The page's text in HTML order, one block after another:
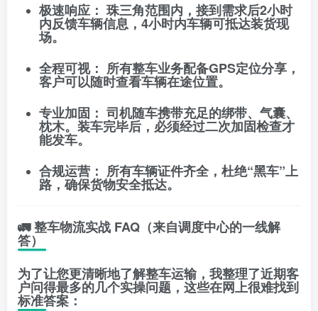
极速响应： 珠三角范围内，接到需求后2小时
内反馈车辆信息，4小时内车辆可抵达装货现
场。
全程可视： 所有整车业务配备GPS定位分享，
客户可以随时查看车辆在途位置。
专业加固： 司机随车携带充足的绑带、气囊、
枕木。装车完毕后，必须经过二次加固检查才
能发车。
合规运营： 所有车辆证件齐全，杜绝“黑车”上
路，确保货物安全抵达。
🚛 整车物流实战 FAQ（来自调度中心的一线解
答）
为了让您更清晰地了解整车运输，我整理了近期客
户问得最多的几个实操问题，这些在网上很难找到
标准答案：